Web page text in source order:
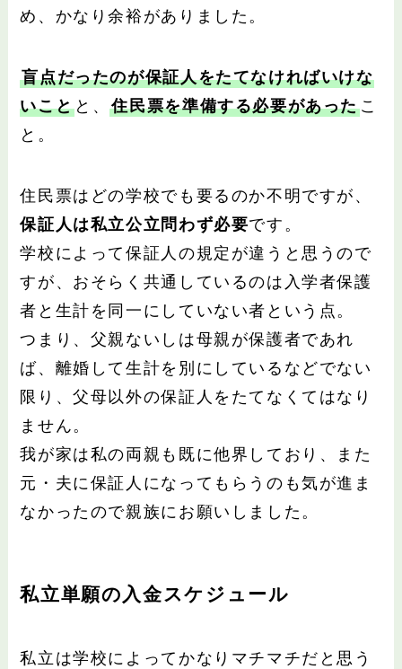
め、かなり余裕がありました。
盲点だったのが保証人をたてなければいけな
いこと と、住民票を準備する必要があったこ
と。
住民票はどの学校でも要るのか不明ですが、
保証人は私立公立問わず必要です。
学校によって保証人の規定が違うと思うので
すが、おそらく共通しているのは入学者保護
者と生計を同一にしていない者という点。
つまり、父親ないしは母親が保護者であれ
ば、離婚して生計を別にしているなどでない
限り、父母以外の保証人をたてなくてはなり
ません。
我が家は私の両親も既に他界しており、また
元・夫に保証人になってもらうのも気が進ま
なかったので親族にお願いしました。
私立単願の入金スケジュール
私立は学校によってかなりマチマチだと思う